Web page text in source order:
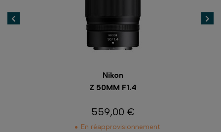
Nikon
Z 50MM F1.4
Prix
559,00 €
En réapprovisionnement